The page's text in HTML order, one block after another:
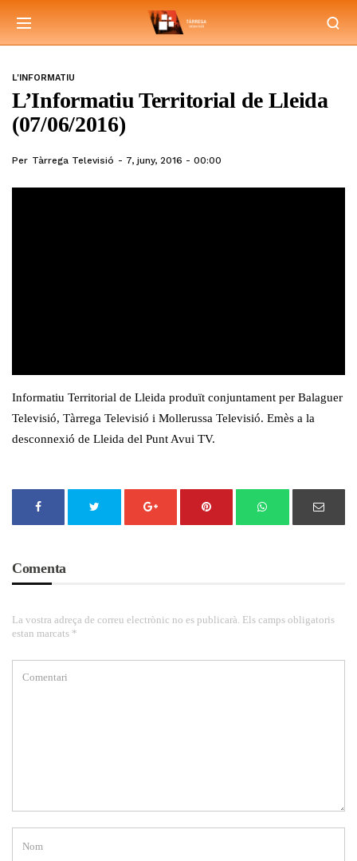
L'INFORMATIU
L’Informatiu Territorial de Lleida
(07/06/2016)
Per Tàrrega Televisió 7, juny, 2016 - 00:00
Informatiu Territorial de Lleida produït conjuntament per Balaguer
Televisió, Tàrrega Televisió i Mollerussa Televisió. Emès a la
desconnexió de Lleida del Punt Avui TV.
Comenta
La vostra adreça de correu electrònic no es publicarà. Els camps obligatoris
estan marcats *